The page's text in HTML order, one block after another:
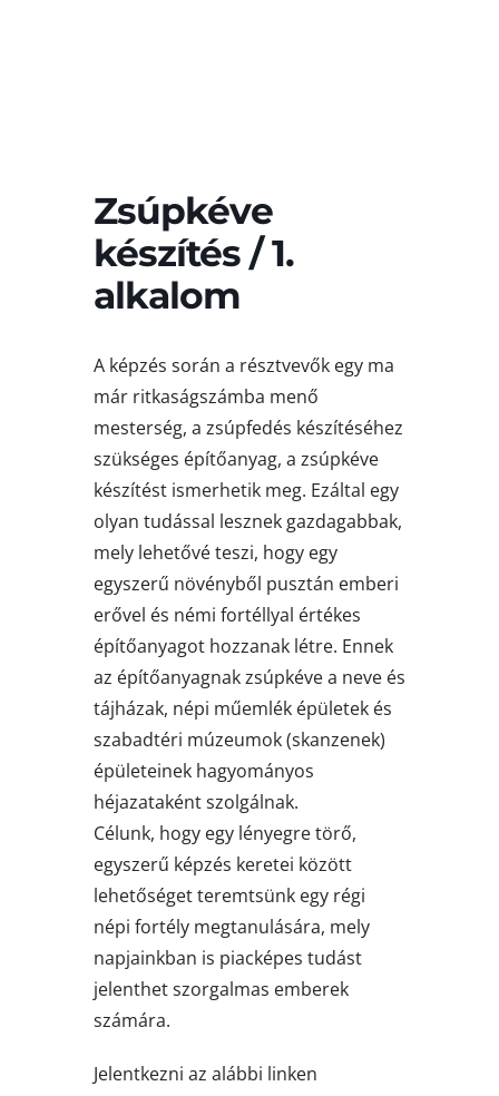
Zsúpkéve
készítés / 1.
alkalom
A képzés során a résztvevők egy ma
már ritkaságszámba menő
mesterség, a zsúpfedés készítéséhez
szükséges építőanyag, a zsúpkéve
készítést ismerhetik meg. Ezáltal egy
olyan tudással lesznek gazdagabbak,
mely lehetővé teszi, hogy egy
egyszerű növényből pusztán emberi
erővel és némi fortéllyal értékes
építőanyagot hozzanak létre. Ennek
az építőanyagnak zsúpkéve a neve és
tájházak, népi műemlék épületek és
szabadtéri múzeumok (skanzenek)
épületeinek hagyományos
héjazataként szolgálnak.
Célunk, hogy egy lényegre törő,
egyszerű képzés keretei között
lehetőséget teremtsünk egy régi
népi fortély megtanulására, mely
napjainkban is piacképes tudást
jelenthet szorgalmas emberek
számára.
Jelentkezni az alábbi linken